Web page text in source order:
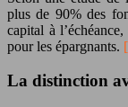
plus de 90% des
capital à
pour les épargnants.
La distinction